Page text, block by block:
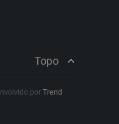
Topo
por Trend